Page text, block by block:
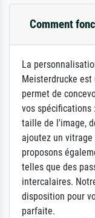
Comment
La
Meisterdrucke
permet de
vos spécifications
taille de l'image,
ajoutez un
proposons
telles que des
intercalaires.
disposition pour
parfaite.